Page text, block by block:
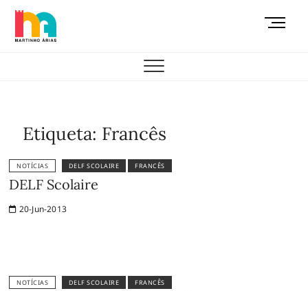
Skip
content
M
Etiqueta: Francês
NOTÍCIAS DELF SCOLAIRE FRANCÊS
DELF Scolaire
20-Jun-2013
NOTÍCIAS DELF SCOLAIRE FRANCÊS